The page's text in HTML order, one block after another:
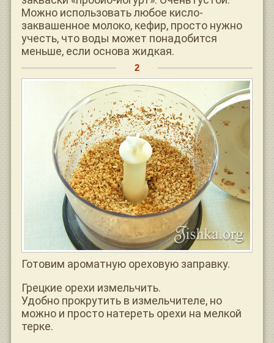
Можно использовать любое кисло-
заквашенное молоко, кефир, просто нужно
учесть, что воды может понадобится
меньше, если основа жидкая.
Готовим ароматную ореховую заправку.
Грецкие орехи измельчить.
Удобно прокрутить в измельчителе, но
можно и просто натереть орехи на мелкой
терке.